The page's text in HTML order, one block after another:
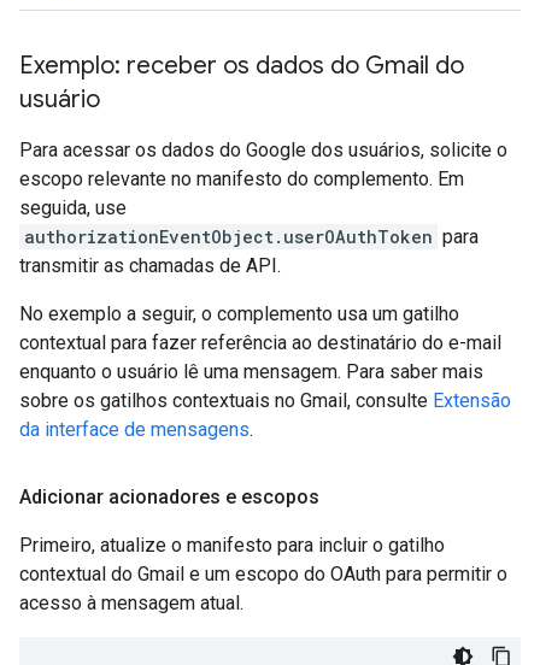
Exemplo: receber os dados do Gmail do
usuário
Para acessar os dados do Google dos usuários, solicite o
escopo relevante no manifesto do complemento. Em
seguida, use
authorizationEventObject.userOAuthToken para
transmitir as chamadas de API.
No exemplo a seguir, o complemento usa um gatilho
contextual para fazer referência ao destinatário do e-mail
enquanto o usuário lê uma mensagem. Para saber mais
sobre os gatilhos contextuais no Gmail, consulte Extensão
da interface de mensagens.
Adicionar acionadores e escopos
Primeiro, atualize o manifesto para incluir o gatilho
contextual do Gmail e um escopo do OAuth para permitir o
acesso à mensagem atual.